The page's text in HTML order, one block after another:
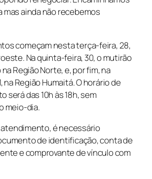
ainda não recebemos
começam nesta terça-feira, 28,
Na quinta-feira, 30, o mutirão
Região Norte, e, por fim, na
na Região Humaitá. O horário de
será das 10h às 18h, sem
meio-dia.
atendimento, é necessário
de identificação, conta de
e comprovante de vínculo com